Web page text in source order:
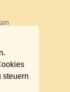
steuern